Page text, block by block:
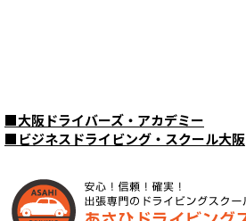
■大阪ドライバーズ・アカデミー
■ビジネスドライビング・スクール大阪